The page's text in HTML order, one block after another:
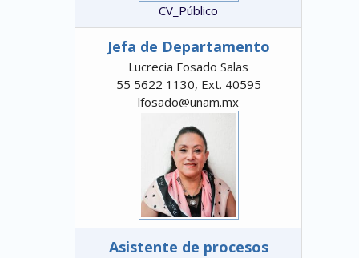
CV_Público
Jefa de Departamento
Lucrecia Fosado Salas
55 5622 1130, Ext. 40595
lfosado@unam.mx
Asistente de procesos